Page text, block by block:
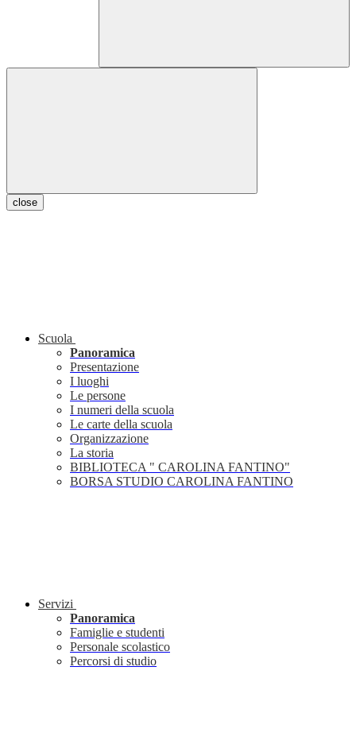
close
Scuola
Panoramica
Presentazione
I luoghi
Le persone
I numeri della scuola
Le carte della scuola
Organizzazione
La storia
BIBLIOTECA " CAROLINA FANTINO"
BORSA STUDIO CAROLINA FANTINO
Servizi
Panoramica
Famiglie e studenti
Personale scolastico
Percorsi di studio